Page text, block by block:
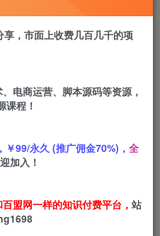
买
布到我们自己的账号上面即
，市面上收费几百几千的项
电商运营、脚本源码等资源，
课程！
￥99/永久 (推广佣金70%)， 全
加入！
盟网一样的知识付费平台， 站